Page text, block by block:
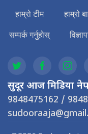
हाम्रो टीम हाम्रो
सम्पर्क गर्नुहोस्
सुदूर आज मिडिया
9848475162 /